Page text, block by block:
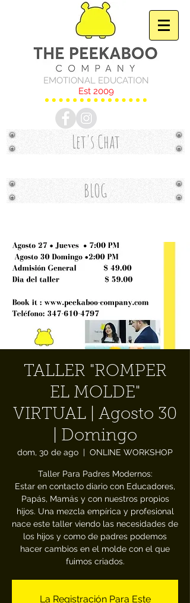
EMOTIONAL EDUCATION
Est 2009
Let's Chat
BLOG
TALLER "ROMPER
EL MOLDE"
VIRTUAL | Agosto 30
| Domingo
dom, 30 de ago
  |
ONLINE WORKSHOP
Taller Para Padres Modernos:
Estar en contacto diario con Educadores,
Papás, Mamás y con nuestros propios
hijos. Una mezcla empírica y profesional
nace este taller viendo las necesidades de
los hijos y como de padres podemos
hacer cambios en el molde con el que
La Registración Para Este